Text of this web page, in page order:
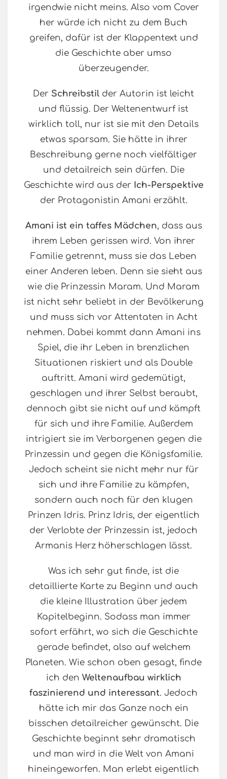
irgendwie nicht meins. Also vom Cover
her würde ich nicht zu dem Buch
greifen, dafür ist der Klappentext und
die Geschichte aber umso
überzeugender.
Der Schreibstil der Autorin ist leicht
und flüssig. Der Weltenentwurf ist
wirklich toll, nur ist sie mit den Details
etwas sparsam. Sie hätte in ihrer
Beschreibung gerne noch vielfältiger
und detailreich sein dürfen. Die
Geschichte wird aus der Ich-Perspektive
der Protagonistin Amani erzählt.
Amani ist ein taffes Mädchen, dass aus
ihrem Leben gerissen wird. Von ihrer
Familie getrennt, muss sie das Leben
einer Anderen leben. Denn sie sieht aus
wie die Prinzessin Maram. Und Maram
ist nicht sehr beliebt in der Bevölkerung
und muss sich vor Attentaten in Acht
nehmen. Dabei kommt dann Amani ins
Spiel, die ihr Leben in brenzlichen
Situationen riskiert und als Double
auftritt. Amani wird gedemütigt,
geschlagen und ihrer Selbst beraubt,
dennoch gibt sie nicht auf und kämpft
für sich und ihre Familie. Außerdem
intrigiert sie im Verborgenen gegen die
Prinzessin und gegen die Königsfamilie.
Jedoch scheint sie nicht mehr nur für
sich und ihre Familie zu kämpfen,
sondern auch noch für den klugen
Prinzen Idris. Prinz Idris, der eigentlich
der Verlobte der Prinzessin ist, jedoch
Armanis Herz höherschlagen lässt.
Was ich sehr gut finde, ist die
detaillierte Karte zu Beginn und auch
die kleine Illustration über jedem
Kapitelbeginn. Sodass man immer
sofort erfährt, wo sich die Geschichte
gerade befindet, also auf welchem
Planeten. Wie schon oben gesagt, finde
ich den Weltenaufbau wirklich
faszinierend und interessant. Jedoch
hätte ich mir das Ganze noch ein
bisschen detailreicher gewünscht. Die
Geschichte beginnt sehr dramatisch
und man wird in die Welt von Amani
hineingeworfen. Man erlebt eigentlich